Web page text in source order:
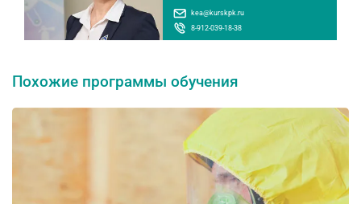
kea@kurskpk.ru
8-912-039-18-38
Похожие программы обучения